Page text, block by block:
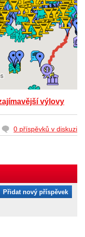
výlovy
0 příspěvků v diskuzi
Přidat nový příspěvek